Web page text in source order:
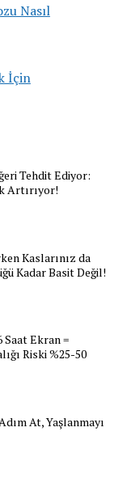
Nasıl
İçin
Tehdit Ediyor:
Artırıyor!
Kaslarınız da
Kadar Basit Değil!
Saat Ekran =
Riski %25-50
At, Yaşlanmayı